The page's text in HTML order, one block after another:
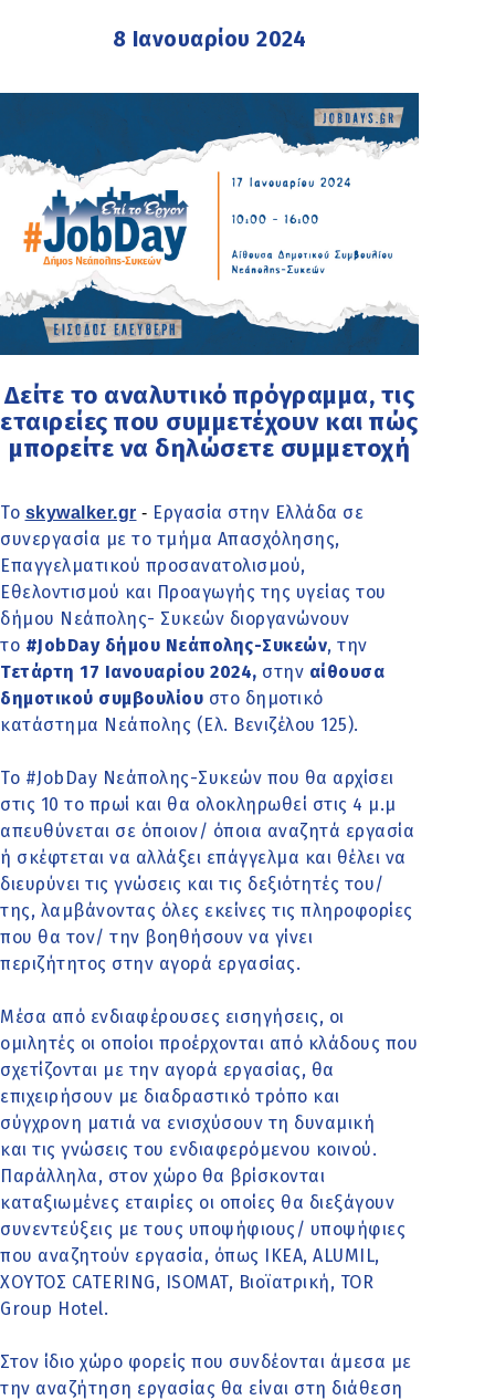
8 Ιανουαρίου 2024
Δείτε το αναλυτικό πρόγραμμα, τις
εταιρείες που συμμετέχουν και πώς
μπορείτε να δηλώσετε συμμετοχή
Το skywalker.gr - Εργασία στην Ελλάδα σε
συνεργασία με το τμήμα Απασχόλησης,
Επαγγελματικού προσανατολισμού,
Εθελοντισμού και Προαγωγής της υγείας του
δήμου Νεάπολης- Συκεών διοργανώνουν
το #JobDay δήμου Νεάπολης-Συκεών, την
Τετάρτη 17 Ιανουαρίου 2024, στην αίθουσα
δημοτικού συμβουλίου στο δημοτικό
κατάστημα Νεάπολης (Ελ. Βενιζέλου 125).
Το #JobDay Νεάπολης-Συκεών που θα αρχίσει
στις 10 το πρωί και θα ολοκληρωθεί στις 4 μ.μ
απευθύνεται σε όποιον/ όποια αναζητά εργασία
ή σκέφτεται να αλλάξει επάγγελμα και θέλει να
διευρύνει τις γνώσεις και τις δεξιότητές του/
της, λαμβάνοντας όλες εκείνες τις πληροφορίες
που θα τον/ την βοηθήσουν να γίνει
περιζήτητος στην αγορά εργασίας.
Μέσα από ενδιαφέρουσες εισηγήσεις, οι
ομιλητές οι οποίοι προέρχονται από κλάδους που
σχετίζονται με την αγορά εργασίας, θα
επιχειρήσουν με διαδραστικό τρόπο και
σύγχρονη ματιά να ενισχύσουν τη δυναμική
και τις γνώσεις του ενδιαφερόμενου κοινού.
Παράλληλα, στον χώρο θα βρίσκονται
καταξιωμένες εταιρίες οι οποίες θα διεξάγουν
συνεντεύξεις με τους υποψήφιους/ υποψήφιες
που αναζητούν εργασία, όπως ΙΚΕΑ, ALUMIL,
ΧΟΥΤΟΣ CATERING, ISOMAT, Βιοϊατρική, TOR
Group Hotel.
Στον ίδιο χώρο φορείς που συνδέονται άμεσα με
την αναζήτηση εργασίας θα είναι στη διάθεση